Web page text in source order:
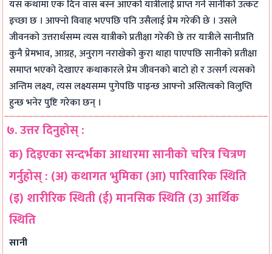
यस कथामा एक दिन वास बस्न आएको यात्रीलाई प्राप्त गर्ने सानीको उत्कट
इच्छा छ । आफ्नो विवाह भएपछि पनि उसैलाई प्रेम गरेकी छे । उसले
जीवनको उत्तरार्धसम्म त्यस यात्रीको प्रतीक्षा गरेकी छे तर यात्रीले सानीप्रति
कुनै प्रेमभाव, आग्रह, अनुराग नराखेको कुरा थाहा पाएपछि सानीको प्रतीक्षा
समाप्त भएको देखाएर कथाकारले प्रेम जीवनको बाटो हो र उत्सर्ग त्यसको
अन्तिम लक्ष्य, त्यस लक्ष्यसम्म पुगेपछि पाइन्छ आफ्नो अस्तित्वको विलुप्ति
हुन्छ भनेर पुष्टि गरेका छन् ।
७. उत्तर दिनुहोस् :
क) दिइएका सन्दर्भका आधारमा सानीको चरित्र चित्रण
गर्नुहोस् : (अ) कथागत भुमिका (आ) पारिवारिक स्थिति
(इ) शारीरिक स्थिती (ई) मानसिक स्थिति (उ) आर्थिक
स्थिति
सानी